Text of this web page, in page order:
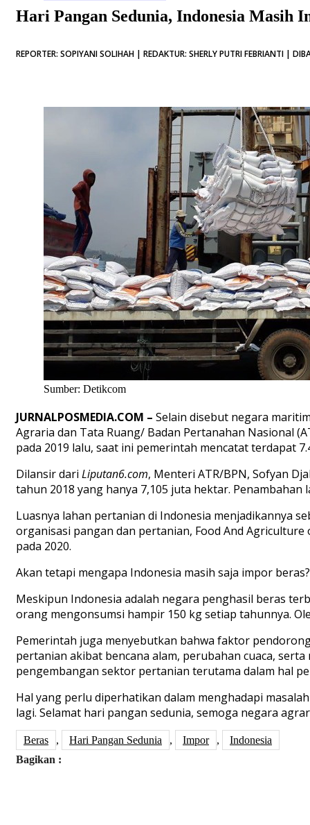
Hari Pangan Sedunia, Indonesia Masih
REPORTER: SOPIYANI SOLIHAH | REDAKTUR: SHERLY PUTRI FEBRIANTI |
Sumber: Detikcom
JURNALPOSMEDIA.COM – Selain disebut negara
Agraria dan Tata Ruang/ Badan Pertanahan Nasional
pada 2019 lalu, saat ini pemerintah mencatat terdapat
Dilansir dari Liputan6.com, Menteri ATR/BPN, Sofyan
tahun 2018 yang hanya 7,105 juta hektar.
Luasnya lahan pertanian di Indonesia menjadikannya
organisasi pangan dan pertanian, Food And
pada 2020.
Akan tetapi mengapa Indonesia masih saja impor beras?
Meskipun Indonesia adalah negara penghasil beras
orang mengonsumsi hampir 150 kg setiap tahunnya.
Pemerintah juga menyebutkan bahwa faktor
pertanian akibat bencana alam, perubahan cuaca,
pengembangan sektor pertanian terutama dalam hal
Hal yang perlu diperhatikan dalam menghadapi
lagi. Selamat hari pangan sedunia, semoga negara
Beras , Hari Pangan Sedunia , Impor ,
Indonesia
Bagikan :